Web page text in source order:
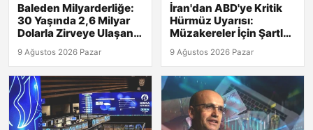
Baleden Milyarderliğe:
30 Yaşında 2,6 Milyar
Dolarla Zirveye Ulaşan
9 Ağustos 2026 Pazar
İran'dan ABD'ye Kritik
Hürmüz Uyarısı:
Müzakereler İçin Şartlar
9 Ağustos 2026 Pazar